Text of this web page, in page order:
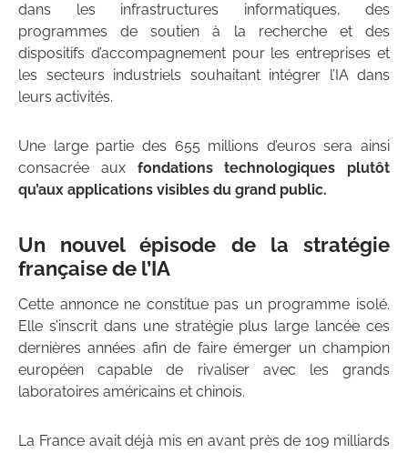
dans les infrastructures informatiques, des
programmes de soutien à la recherche et des
dispositifs d’accompagnement pour les entreprises et
les secteurs industriels souhaitant intégrer l’IA dans
leurs activités.
Une large partie des 655 millions d’euros sera ainsi
consacrée aux fondations technologiques plutôt
qu’aux applications visibles du grand public.
Un nouvel épisode de la stratégie
française de l’IA
Cette annonce ne constitue pas un programme isolé.
Elle s’inscrit dans une stratégie plus large lancée ces
dernières années afin de faire émerger un champion
européen capable de rivaliser avec les grands
laboratoires américains et chinois.
La France avait déjà mis en avant près de 109 milliards